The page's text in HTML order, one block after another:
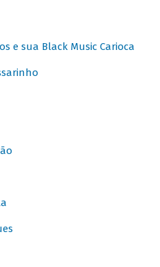
e sua Black Music Carioca